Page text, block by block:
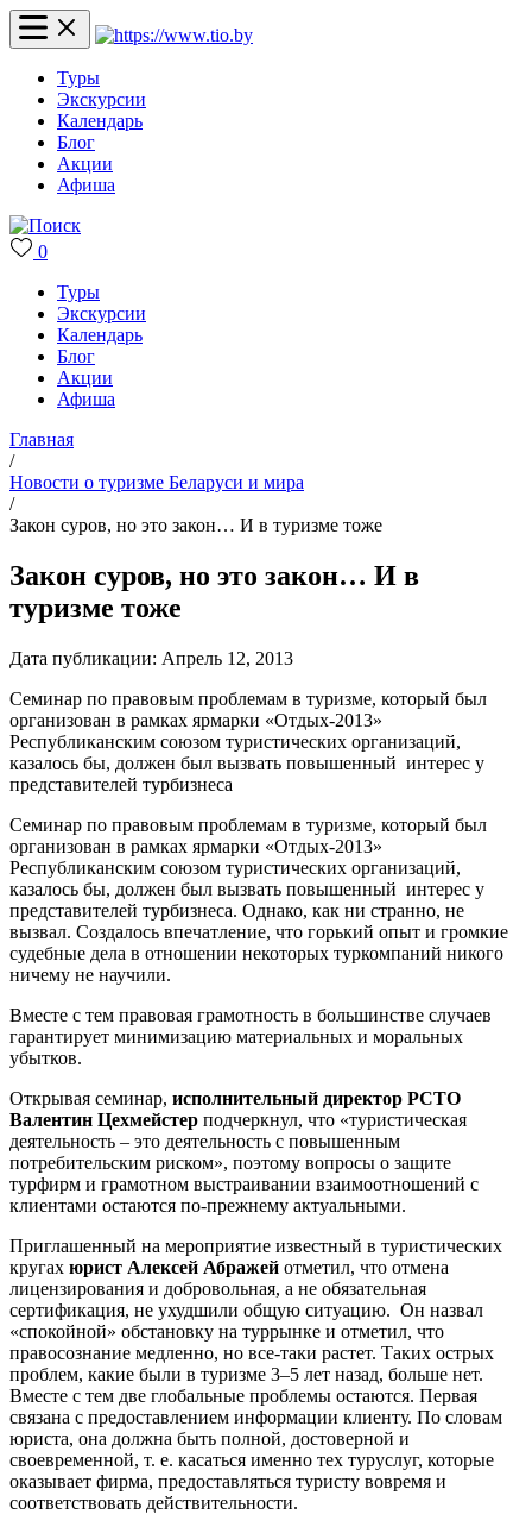
Туры
Экскурсии
Календарь
Блог
Акции
Афиша
0
Туры
Экскурсии
Календарь
Блог
Акции
Афиша
Главная
/
Новости о туризме Беларуси и мира
/
Закон суров, но это закон… И в туризме тоже
Закон суров, но это закон… И в
туризме тоже
Дата публикации: Апрель 12, 2013
Семинар по правовым проблемам в туризме, который был
организован в рамках ярмарки «Отдых-2013»
Республиканским союзом туристических организаций,
казалось бы, должен был вызвать повышенный интерес у
представителей турбизнеса
Семинар по правовым проблемам в туризме, который был
организован в рамках ярмарки «Отдых-2013»
Республиканским союзом туристических организаций,
казалось бы, должен был вызвать повышенный интерес у
представителей турбизнеса. Однако, как ни странно, не
вызвал. Создалось впечатление, что горький опыт и громкие
судебные дела в отношении некоторых туркомпаний никого
ничему не научили.
Вместе с тем правовая грамотность в большинстве случаев
гарантирует минимизацию материальных и моральных
убытков.
Открывая семинар, исполнительный директор РСТО
Валентин Цехмейстер подчеркнул, что «туристическая
деятельность – это деятельность с повышенным
потребительским риском», поэтому вопросы о защите
турфирм и грамотном выстраивании взаимоотношений с
клиентами остаются по-прежнему актуальными.
Приглашенный на мероприятие известный в туристических
кругах юрист Алексей Абражей отметил, что отмена
лицензирования и добровольная, а не обязательная
сертификация, не ухудшили общую ситуацию. Он назвал
«спокойной» обстановку на туррынке и отметил, что
правосознание медленно, но все-таки растет. Таких острых
проблем, какие были в туризме 3–5 лет назад, больше нет.
Вместе с тем две глобальные проблемы остаются. Первая
связана с предоставлением информации клиенту. По словам
юриста, она должна быть полной, достоверной и
своевременной, т. е. касаться именно тех туруслуг, которые
оказывает фирма, предоставляться туристу вовремя и
соответствовать действительности.